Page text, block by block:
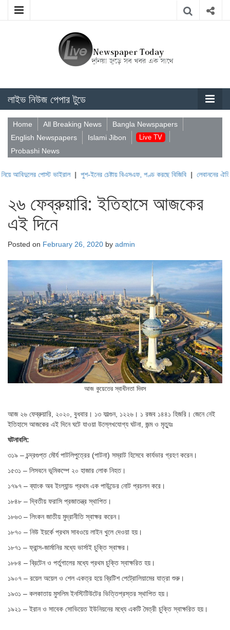
লাইভ নিউজ পেপার টুডে
Home All Breaking News
Bangla Newspapers
English Newspapers
Islami Jibon Live TV
Probashi News
পোস্ট ভাইরাল|পুশ-ইনের চেষ্টায় বিএসএফ, পণ্ড করছে বিজিবি|লেবাননের ঐতিহাসিক
২৬ ফেব্রুয়ারি: ইতিহাসে আজকের
এই দিনে
Posted on February 26, 2020 by admin
আজ কুয়েতের স্বাধীনতা দিবস
আজ ২৬ ফেব্রুয়ারি, ২০২০, বুধবার। ১৩ ফাল্গুন, ১২২৬। ১ রজব ১৪৪১ হিজরি। জেনে নেই
ইতিহাসে আজকের এই দিনে ঘটে যাওয়া উল্লেখযোগ্য ঘটনা, জন্ম ও মৃত্যুঃ
ঘটনাবলি:
৩১৯ – চন্দ্রগুপ্ত মৌর্য পাটলিপুত্রের (পাটনা) সম্রাট হিসেবে কার্যভার গ্রহণ করেন।
১৫৩১ – লিসবনে ভূমিকম্পে ২০ হাজার লোক নিহত।
১৭৯৭ – ব্যাংক অব ইংল্যান্ড প্রথম এক পাউন্ডের নোট প্রচলন করে।
১৮৪৮ – দ্বিতীয় ফরাসি প্রজাতন্ত্র স্থাপিত।
১৮৬৩ – লিংকন জাতীয় মুদ্রানীতি স্বাক্ষর করেন।
১৮৭০ – নিউ ইয়র্কে প্রথম সাবওয়ে লাইন খুলে দেওয়া হয়।
১৮৭১ – ফ্রান্স-জার্মানির মধ্যে ভার্সাই চুক্তি স্বাক্ষর।
১৮৮৪ – ব্রিটেন ও পর্তুগালের মধ্যে প্রথম চুক্তি স্বাক্ষরিত হয়।
১৯০৭ – রয়েল অয়েল ও শেল একত্র হয়ে ব্রিটিশ পেট্রোলিয়ামের যাত্রা শুরু।
১৯৩১ – কলকাতায় মুসলিম ইনস্টিটিউটের ভিত্তিপ্রস্তর স্থাপিত হয়।
১৯২১ – ইরান ও সাবেক সোভিয়েত ইউনিয়নের মধ্যে একটি মৈত্রী চুক্তি স্বাক্ষরিত হয়।